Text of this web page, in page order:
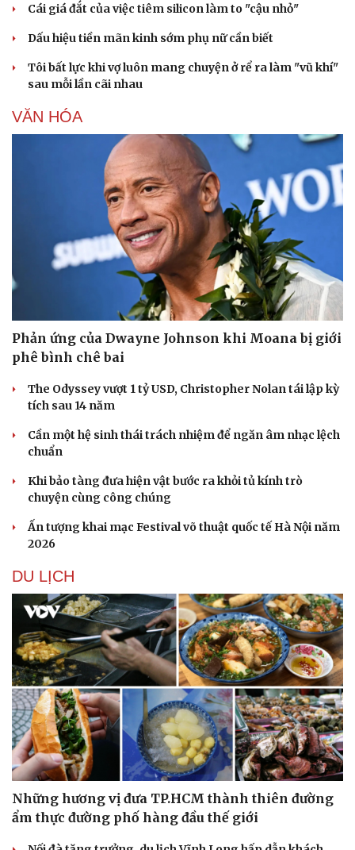
Sân khấu - Điện ảnh
Văn học
Âm nhạc
Di sản
Nghệ sĩ
Sao Việt
Cái giá đắt của việc tiêm silicon làm to "cậu nhỏ"
Dấu hiệu tiền mãn kinh sớm phụ nữ cần biết
Tôi bất lực khi vợ luôn mang chuyện ở rể ra làm "vũ khí"
sau mỗi lần cãi nhau
VĂN HÓA
Phản ứng của Dwayne Johnson khi Moana bị giới
phê bình chê bai
The Odyssey vượt 1 tỷ USD, Christopher Nolan tái lập kỳ
tích sau 14 năm
Cần một hệ sinh thái trách nhiệm để ngăn âm nhạc lệch
chuẩn
Khi bảo tàng đưa hiện vật bước ra khỏi tủ kính trò
chuyện cùng công chúng
Ấn tượng khai mạc Festival võ thuật quốc tế Hà Nội năm
2026
DU LỊCH
Những hương vị đưa TP.HCM thành thiên đường
ẩm thực đường phố hàng đầu thế giới